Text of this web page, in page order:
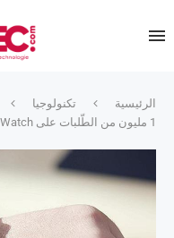
الرئيسية
تكنولوجيا
1 مليون من الطّلبات على Apple Watch في الولايات المتّحدة فقط !